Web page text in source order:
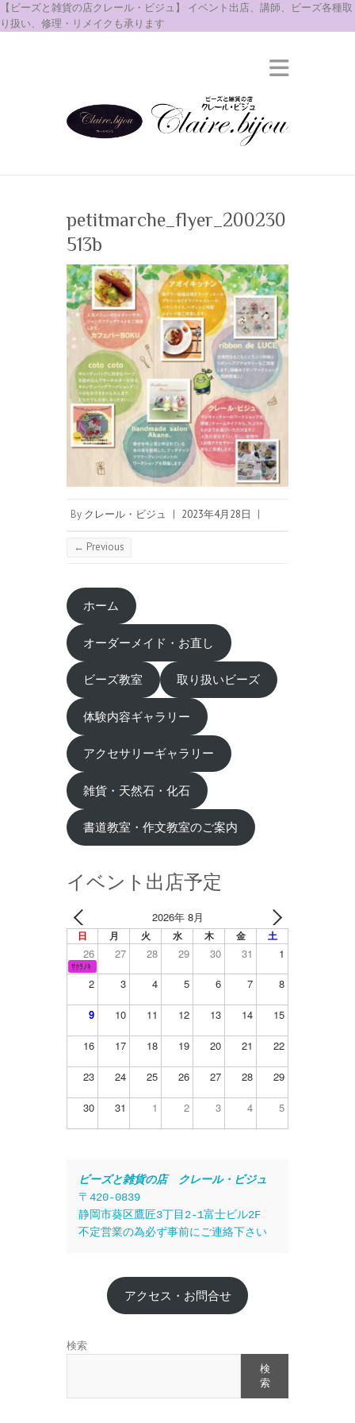
【ビーズと雑貨の店クレール・ビジュ】 イベント出店、講師、ビーズ各種取
り扱い、修理・リメイクも承ります
petitmarche_flyer_200230
513b
By クレール・ビジュ | 2023年4月28日 |
← Previous
ホーム
オーダーメイド・お直し
ビーズ教室 取り扱いビーズ
体験内容ギャラリー
アクセサリーギャラリー
雑貨・天然石・化石
書道教室・作文教室のご案内
イベント出店予定
2026年 8月
日 月 火 水 木 金 土
26 27 28 29 30 31 1
ｻｸﾗﾉｷ
2 3 4 5 6 7 8
9 10 11 12 13 14 15
16 17 18 19 20 21 22
23 24 25 26 27 28 29
30 31 1 2 3 4 5
ビーズと雑貨の店　クレール・ビジュ
〒420-0839
静岡市葵区鷹匠3丁目2-1富士ビル2F
不定営業の為必ず事前にご連絡下さい
アクセス・お問合せ
検索
検
索